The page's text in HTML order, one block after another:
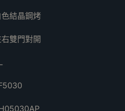
結晶鋼烤
雙門對開